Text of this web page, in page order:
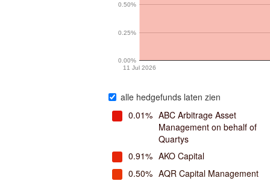
11 Jul 2026
0.00%
0.25%
0.50%
alle hedgefunds laten zien
0.01% ABC Arbitrage Asset
Management on behalf of
Quartys
0.91% AKO Capital
0.50% AQR Capital Management